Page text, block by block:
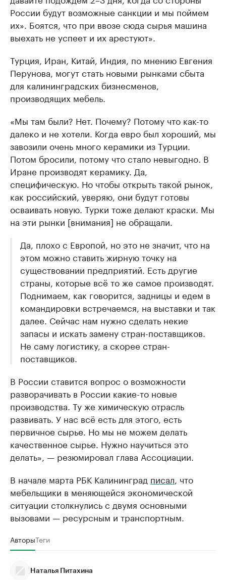
России будут возможные санкции и мы поймем
их». Боятся, что при ввозе сюда сырья машина
выехать не успеет и их арестуют».
Турция, Иран, Китай, Индия, по мнению Евгения
Перунова, могут стать новыми рынками сбыта
для калининградских бизнесменов,
производящих мебель.
«Мы там были? Нет. Почему? Потому что как-то
далеко и не хотели. Когда евро был хороший, мы
завозили очень много керамики из Турции.
Потом бросили, потому что стало невыгодно. В
Иране производят керамику. Да,
специфическую. Но чтобы открыть такой рынок,
как российский, уверяю, они будут готовы
осваивать новую. Турки тоже делают краски. Мы
на эти рынки [внимания] не обращали.
Да, плохо с Европой, но это не значит, что на
этом можно ставить жирную точку на
существовании предприятий. Есть другие
страны, которые всё то же самое производят.
Поднимаем, как говорится, задницы и едем в
командировки встречаемся, на выставки и так
далее. Сейчас нам нужно сделать некие
запасы и искать замену стран-поставщиков.
Не саму логистику, а скорее стран-
поставщиков.
В России ставится вопрос о возможности
разворачивать в России какие-то новые
производства. Ту же химическую отрасль
развивать. У нас всё есть для этого, есть
первичное сырье. Но мы не можем делать
качественное сырье. Нужно научиться это
делать», — резюмировал глава Ассоциации.
В начале марта РБК Калининград писал , что
мебельщики в меняющейся экономической
ситуации столкнулись с двумя основными
вызовами — ресурсным и транспортным.
АвторыТеги
Наталья Питахина